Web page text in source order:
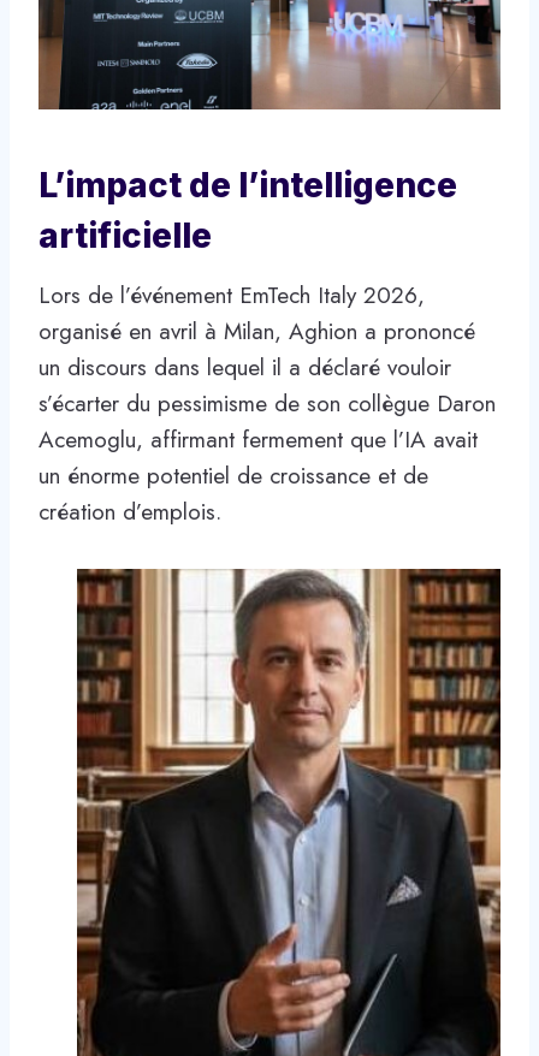
L’impact de l’intelligence
artificielle
Lors de l’événement EmTech Italy 2026,
organisé en avril à Milan, Aghion a prononcé
un discours dans lequel il a déclaré vouloir
s’écarter du pessimisme de son collègue Daron
Acemoglu, affirmant fermement que l’IA avait
un énorme potentiel de croissance et de
création d’emplois.